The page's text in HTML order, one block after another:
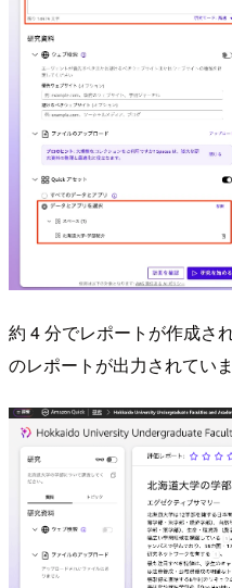
約 4 分でレポートが作成さ
のレポートが出力されていま